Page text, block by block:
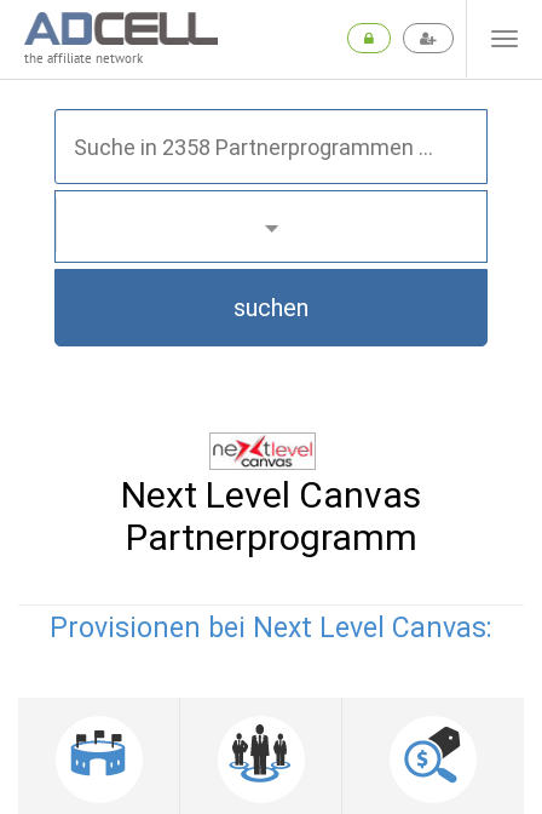
the affiliate network
suchen
Next Level Canvas
Partnerprogramm
Provisionen bei Next Level Canvas: